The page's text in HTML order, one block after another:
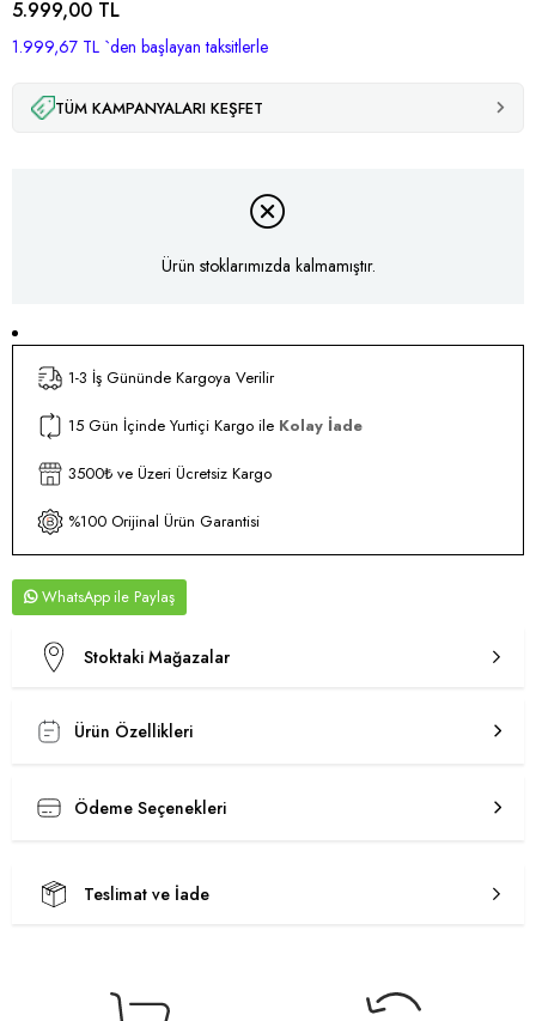
5.999,00 TL
1.999,67 TL `den başlayan taksitlerle
TÜM KAMPANYALARI KEŞFET
Ürün stoklarımızda kalmamıştır.
1-3 İş Gününde Kargoya Verilir
15 Gün İçinde Yurtiçi Kargo ile Kolay İade
3500₺ ve Üzeri Ücretsiz Kargo
%100 Orijinal Ürün Garantisi
WhatsApp
Stoktaki Mağazalar
Ürün Özellikleri
Ödeme Seçenekleri
Teslimat ve İade